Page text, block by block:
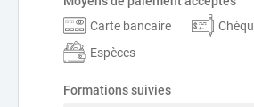
Carte bancaire
Espèces
Formations suivies